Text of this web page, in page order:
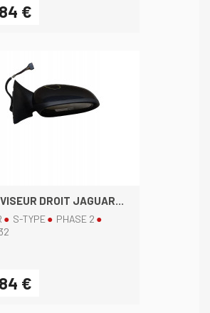
€
DROIT JAGUAR...
S-TYPE
PHASE 2
€